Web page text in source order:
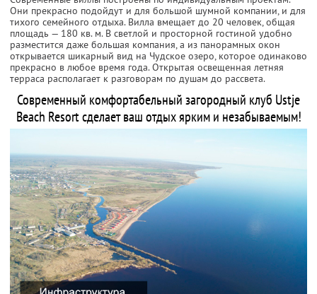
Они прекрасно подойдут и для большой шумной компании, и для
тихого семейного отдыха. Вилла вмещает до 20 человек, общая
площадь — 180 кв. м. В светлой и просторной гостиной удобно
разместится даже большая компания, а из панорамных окон
открывается шикарный вид на Чудское озеро, которое одинаково
прекрасно в любое время года. Открытая освещенная летняя
терраса располагает к разговорам по душам до рассвета.
Современный комфортабельный загородный клуб Ustje
Beach Resort сделает ваш отдых ярким и незабываемым!